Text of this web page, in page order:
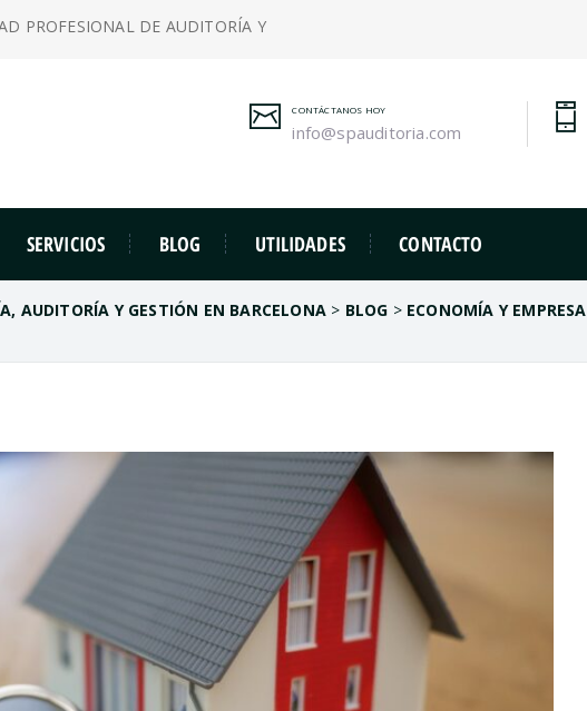
PROFESIONAL DE AUDITORÍA Y
CONTÁCTANOS HOY
info@spauditoria.com
SERVICIOS BLOG UTILIDADES CONTACTO
AUDITORÍA Y GESTIÓN EN BARCELONA > BLOG > ECONOMÍA Y EMPRESA